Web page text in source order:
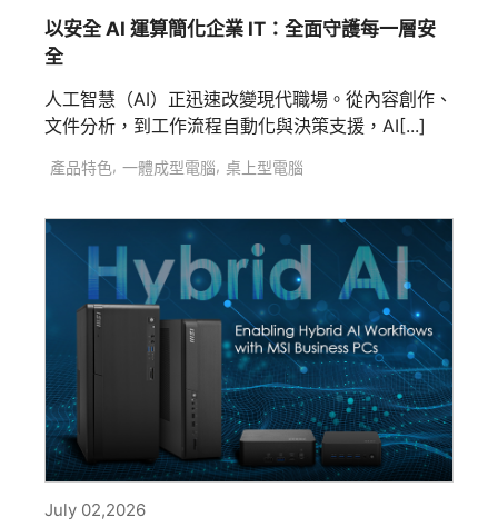
以安全 AI 運算簡化企業 IT：全面守護每一層安
全
人工智慧（AI）正迅速改變現代職場。從內容創作、
文件分析，到工作流程自動化與決策支援，AI[...]
產品特色, 一體成型電腦, 桌上型電腦
July 02,2026